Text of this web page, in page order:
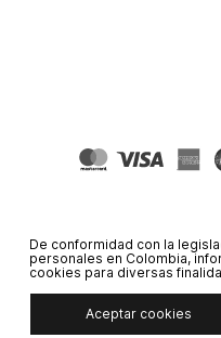
© COPYRIGHT 2020 STF
De conformidad con la
personales en Colombia,
cookies para diversas
Aceptar cookies